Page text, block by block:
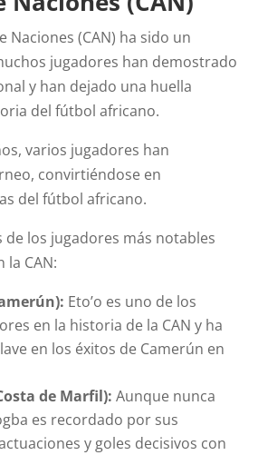
Naciones (CAN) ha sido un
jugadores han demostrado
y han dejado una huella
del fútbol africano.
varios jugadores han
convirtiéndose en
del fútbol africano.
de los jugadores más notables
la CAN:
Eto’o es uno de los
en la historia de la CAN y ha
en los éxitos de Camerún en
de Marfil): Aunque nunca
es recordado por sus
y goles decisivos con